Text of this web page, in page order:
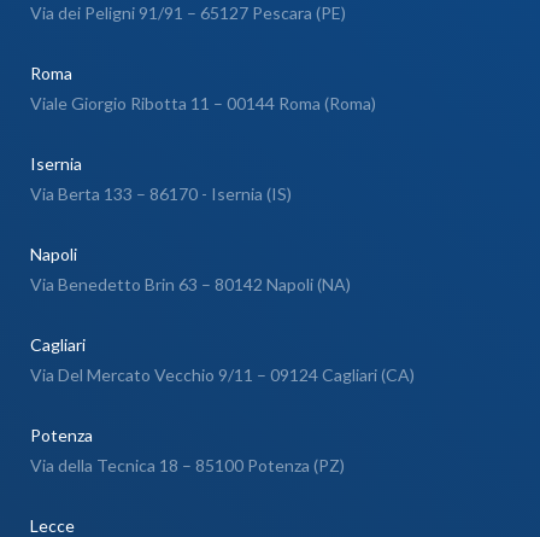
Via dei Peligni 91/91 – 65127 Pescara (PE)
Roma
Viale Giorgio Ribotta 11 – 00144 Roma (Roma)
Isernia
Via Berta 133 – 86170 - Isernia (IS)
Napoli
Via Benedetto Brin 63 – 80142 Napoli (NA)
Cagliari
Via Del Mercato Vecchio 9/11 – 09124 Cagliari (CA)
Potenza
Via della Tecnica 18 – 85100 Potenza (PZ)
Lecce